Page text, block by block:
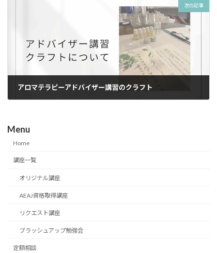
次の記事
アロマテラピーアドバイザー講習のクラフト
Menu
Home
講座一覧
オリジナル講座
AEAJ資格取得講座
リクエスト講座
ブラッシュアップ勉強会
定額相談